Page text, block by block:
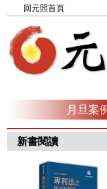
回元照首頁
月旦案
新書閱讀